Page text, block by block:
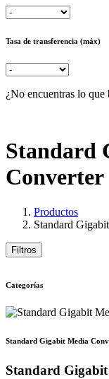
Tasa de transferencia (máx)
¿No encuentras lo que
Standard
Converter
Productos
Standard
Filtros
Categorías
Standard Gigabit Media
Standard